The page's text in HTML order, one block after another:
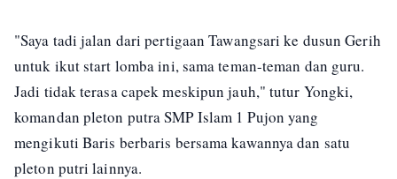
"Saya tadi jalan dari pertigaan Tawangsari ke dusun Gerih
untuk ikut start lomba ini, sama teman-teman dan guru.
Jadi tidak terasa capek meskipun jauh," tutur Yongki,
komandan pleton putra SMP Islam 1 Pujon yang
mengikuti Baris berbaris bersama kawannya dan satu
pleton putri lainnya.